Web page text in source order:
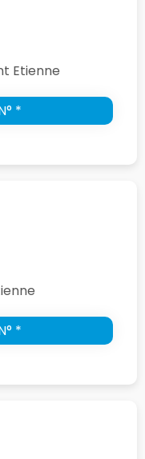
Etienne
*
*